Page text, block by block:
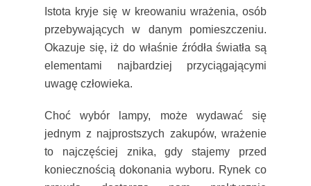
Istota kryje się w kreowaniu wrażenia, osób
przebywających w danym pomieszczeniu.
Okazuje się, iż do właśnie źródła światła są
elementami najbardziej przyciągającymi
uwagę człowieka.
Choć wybór lampy, może wydawać się
jednym z najprostszych zakupów, wrażenie
to najczęściej znika, gdy stajemy przed
koniecznością dokonania wyboru. Rynek co